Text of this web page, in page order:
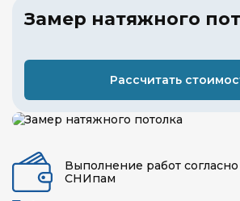
Замер натяжного
Рассчитать
Выполнение работ
СНИпам